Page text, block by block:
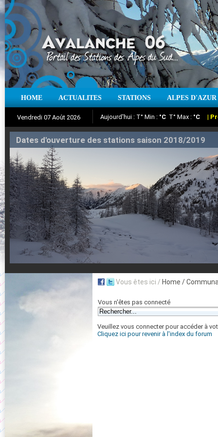
HOME ACTUALITES STATIONS ALPES D'AZUR
Vendredi 07 Août 2026
Aujourd'hui : T° Min : °CT° Max : °C |
Iso à 0° :m Neige sur 12 heures :cm
Suivez en direct l'actualité des stations
Vous êtes ici / Home /
Vous n'êtes pas connecté
Veuillez vous connecter pour accéder à
Cliquez ici pour revenir à l'index du forum